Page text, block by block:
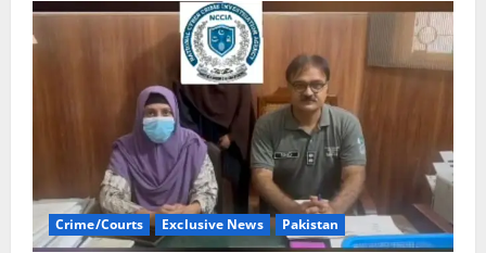
Crime/Courts Exclusive News Pakistan